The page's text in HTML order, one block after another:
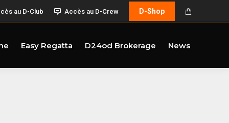
au D-Club Accès au D-Crew D-Shop
Easy Regatta D24od Brokerage News